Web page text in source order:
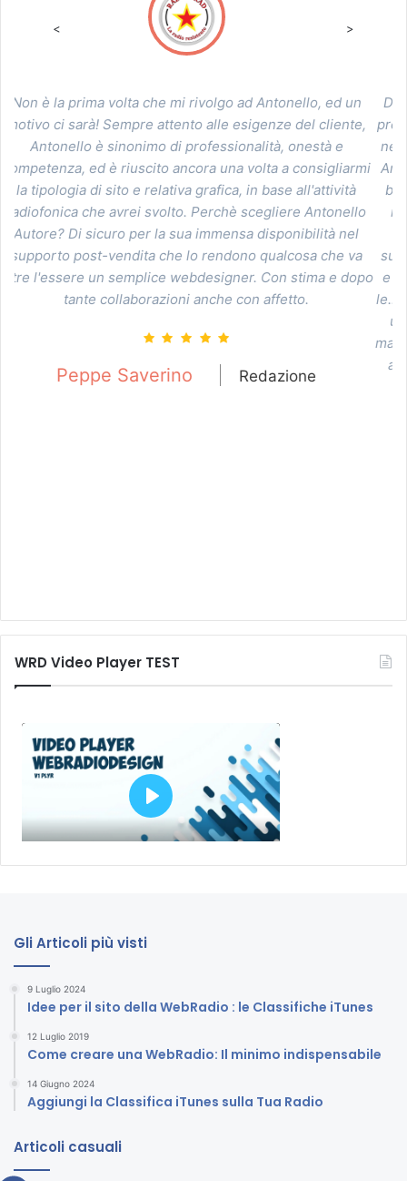
Difficile rendere in poche parole una testimonianza sulla
professionalità e acutezza di Antonello. Sapevamo che era
necessario svecchiare tutto, la domanda era: come? Ecco
Antonello ci arriva in soccorso con tutto il suo bagaglio di
buona pazienza e ottime conoscenze, e pur non avendo
minimamente idea del risultato che si voleva ottenere,
Antonello ci ha guidato, con consigli e suggerimenti,
supportato anche con paletti che si sono rivelati vincenti,
e sopportato (perdonami per tutte le volte che ti ho rotto
le...). E non finisce qua perché Antonello continua a essere
mani e il suo lavoro è "concluso". Insomma: una garanzia di
affidabilità, professionalità e design! Grazie Antonello!!!
< >
WRD Video Player TEST
Gli Articoli più visti
9 Luglio 2024
Idee per il sito della WebRadio : le Classifiche iTunes
12 Luglio 2019
Come creare una WebRadio: Il minimo indispensabile
14 Giugno 2024
Aggiungi la Classifica iTunes sulla Tua Radio
Articoli casuali